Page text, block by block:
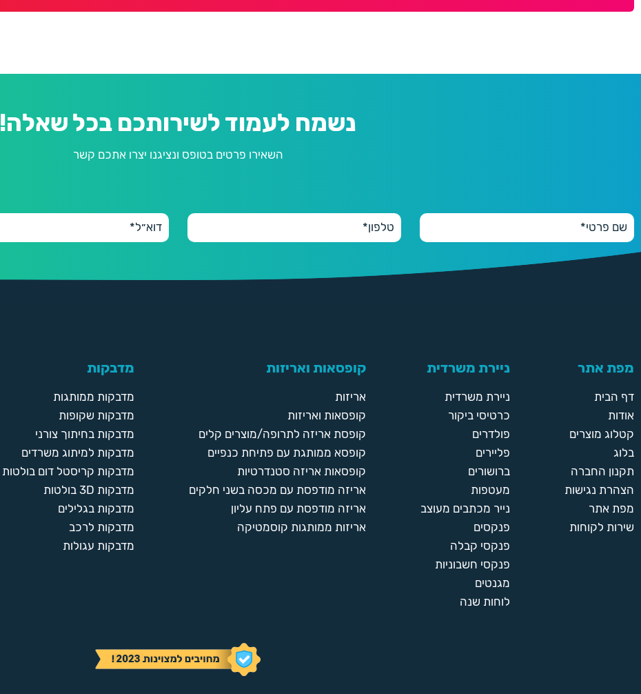
נשמח לעמוד לשירותכם בכל שאלה!
השאירו פרטים בטופס ונציגנו יצרו אתכם קשר
מפת אתר
דף הבית
אודות
קטלוג מוצרים
בלוג
תקנון החברה
הצהרת נגישות
מפת אתר
שירות לקוחות
ניירת משרדית
ניירת משרדית
כרטיסי ביקור
פולדרים
פליירים
ברושורים
מעטפות
נייר מכתבים מעוצב
פנקסים
פנקסי קבלה
פנקסי חשבוניות
מגנטים
לוחות שנה
קופסאות ואריזות
אריזות
קופסאות ואריזות
קופסת אריזה לתרופה/מוצרים קלים
קופסא ממותגת עם פתיחת כנפיים
קופסאות אריזה סטנדרטיות
אריזה מודפסת עם מכסה בשני חלקים
אריזה מודפסת עם פתח עליון
אריזות ממותגות קוסמטיקה
מדבקות
מדבקות ממותגות
מדבקות שקופות
מדבקות בחיתוך צורני
מדבקות למיתוג משרדים
מדבקות קריסטל דום בולטות
מדבקות 3D בולטות
מדבקות בגלילים
מדבקות לרכב
מדבקות עגולות